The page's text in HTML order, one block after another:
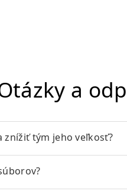
a
znížiť tým jeho veľkosť?